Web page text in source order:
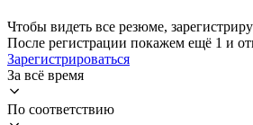
Чтобы видеть все резюме,
После регистрации покажем ещё 1 и
Зарегистрироваться
За всё время
По соответствию